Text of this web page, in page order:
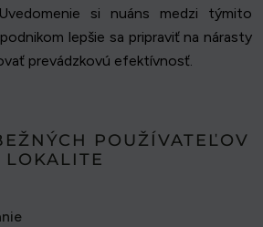
si nuáns medzi týmito
lepšie sa pripraviť na nárasty
prevádzkovú efektívnosť.
POUŽÍVATEĽOV